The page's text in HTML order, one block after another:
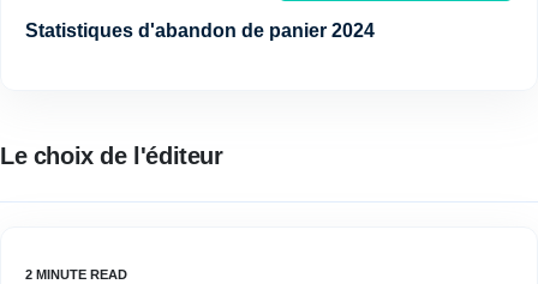
Statistiques d'abandon de panier 2024
Le choix de l'éditeur